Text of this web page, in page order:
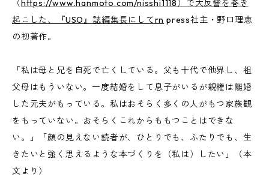
（https://www.hanmoto.com/nisshi1118）で大反響を巻き
起こした、『USO』誌編集長にしてrn press社主・野口理恵
の初著作。
「私は母と兄を自死で亡くしている。父も十代で他界し、祖
父母はもういない。一度結婚をして息子がいるが親権は離婚
した元夫がもっている。私はおそらく多くの人がもつ家族観
をもっていない。おそらくこれからももつことはできな
い。」「顔の見えない読者が、ひとりでも、ふたりでも、生
きたいと強く思えるような本づくりを（私は）したい」（本
文より）